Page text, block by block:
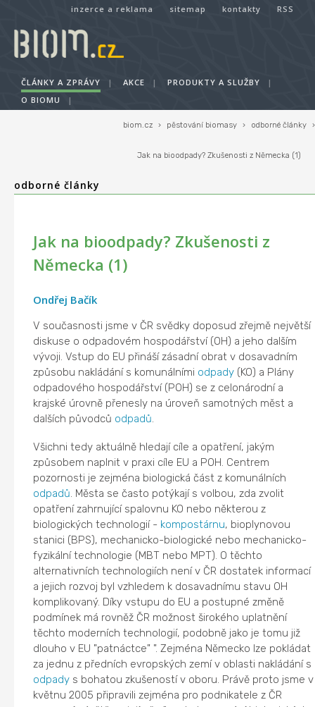
inzerce a reklama sitemap kontakty RSS
ČLÁNKY A ZPRÁVY | AKCE | PRODUKTY A SLUŽBY
|
O BIOMU
|
biom.cz › pěstování biomasy › odborné články ›
Jak na bioodpady? Zkušenosti z Německa (1)
odborné články
Jak na bioodpady? Zkušenosti z
Německa (1)
Ondřej Bačík
V současnosti jsme v ČR svědky doposud zřejmě největší
diskuse o odpadovém hospodářství (OH) a jeho dalším
vývoji. Vstup do EU přináší zásadní obrat v dosavadním
způsobu nakládání s komunálními odpady (KO) a Plány
odpadového hospodářství (POH) se z celonárodní a
krajské úrovně přenesly na úroveň samotných měst a
dalších původců odpadů.
Všichni tedy aktuálně hledají cíle a opatření, jakým
způsobem naplnit v praxi cíle EU a POH. Centrem
pozornosti je zejména biologická část z komunálních
odpadů. Města se často potýkají s volbou, zda zvolit
opatření zahrnující spalovnu KO nebo některou z
biologických technologií - kompostárnu, bioplynovou
stanici (BPS), mechanicko-biologické nebo mechanicko-
fyzikální technologie (MBT nebo MPT). O těchto
alternativních technologiích není v ČR dostatek informací
a jejich rozvoj byl vzhledem k dosavadnímu stavu OH
komplikovaný. Díky vstupu do EU a postupné změně
podmínek má rovněž ČR možnost širokého uplatnění
těchto moderních technologií, podobně jako je tomu již
dlouho v EU "patnáctce" ". Zejména Německo lze pokládat
za jednu z předních evropských zemí v oblasti nakládání s
odpady s bohatou zkušeností v oboru. Právě proto jsme v
květnu 2005 připravili zejména pro podnikatele z ČR